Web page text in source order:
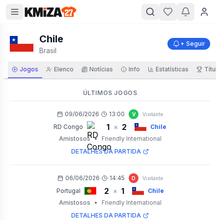
Chile
Brasil
+ Seguir
Jogos Elenco Notícias Info Estatísticas
ÚLTIMOS JOGOS
09/06/2026 13:00 V Visitante
RD Congo 1 × 2
Chile
Amistosos •
Friendly International
DETALHES DA PARTIDA
06/06/2026 14:45 D Visitante
Portugal 2 × 1
Chile
Amistosos
•
Friendly International
DETALHES DA PARTIDA